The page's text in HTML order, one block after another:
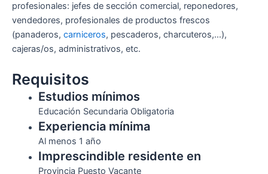
profesionales: jefes de sección comercial, reponedores,
vendedores, profesionales de productos frescos
(panaderos, carniceros, pescaderos, charcuteros,…),
cajeras/os, administrativos, etc.
Requisitos
Estudios mínimos
Educación Secundaria Obligatoria
Experiencia mínima
Al menos 1 año
Imprescindible residente en
Provincia Puesto Vacante